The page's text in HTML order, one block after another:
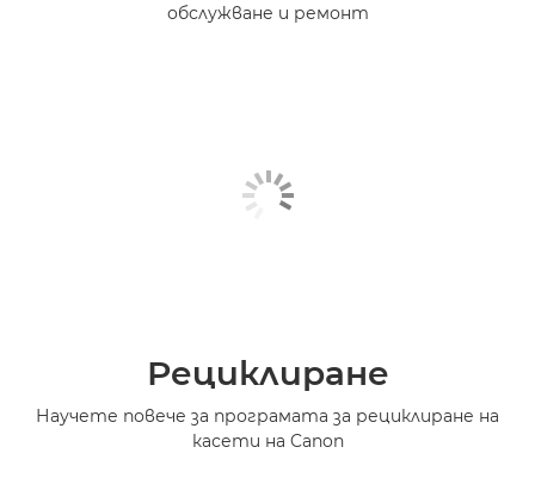
обслужване и ремонт
Рециклиране
Научете повече за програмата за рециклиране на
касети на Canon